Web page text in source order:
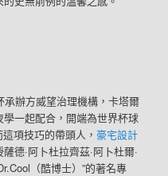
辦方威望治理機構，卡塔爾
一起配合，開端為世界杯球
項技巧的帶頭人，豪宅設計
德·阿卜杜拉齊茲·阿卜杜爾·
（酷博士）”的著名專